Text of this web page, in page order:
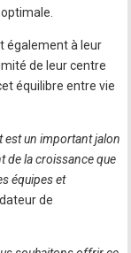
également à leur
de leur centre
équilibre entre vie
est un important jalon
de la croissance que
équipes et
de